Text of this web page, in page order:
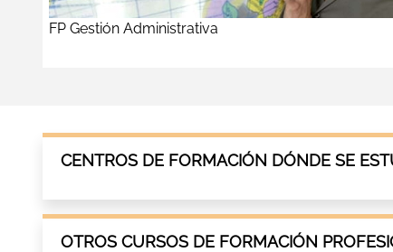
FP Gestión Administrativa
CENTROS DE FORMACIÓN DÓNDE SE
OTROS CURSOS DE FORMACIÓN